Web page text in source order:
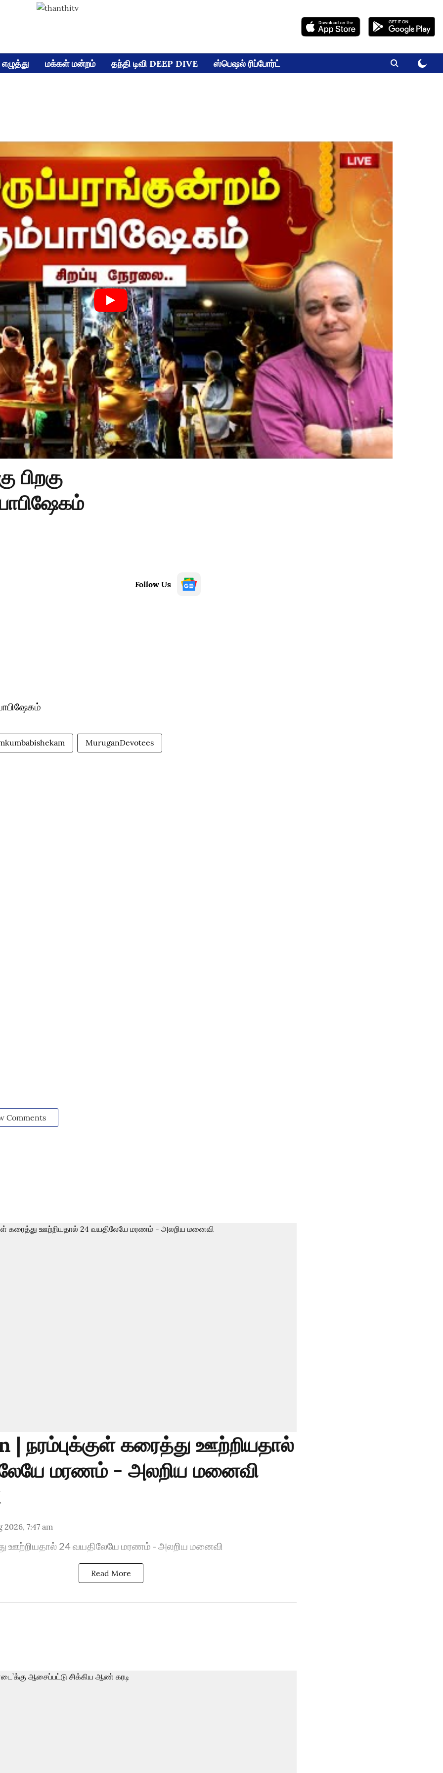
மக்கள் மன்றம் தந்தி டிவி DEEP DIVE ஸ்பெஷல் ரிப்போர்ட்
பிறகு
Follow Us
MuruganDevotees
Comments
| நரம்புக்குள் கரைத்து ஊற்றியதால்
மரணம் - அலறிய மனைவி
2026, 7:47 am
ஊற்றியதால் 24 வயதிலேயே மரணம் - அலறிய மனைவி
Read More